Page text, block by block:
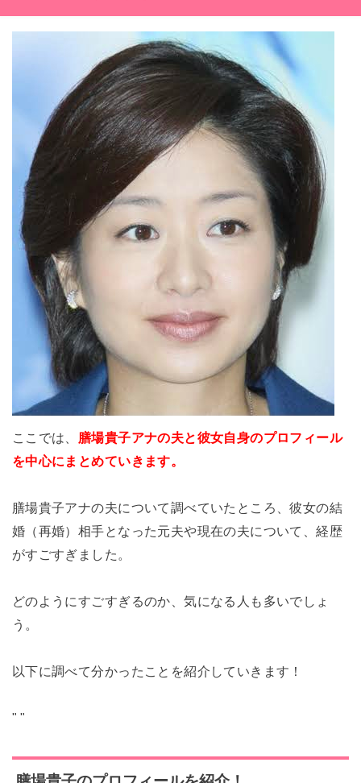
ここでは、 膳場貴子アナの夫と彼女自身のプロフィール
を中心にまとめていきます。
膳場貴子アナの夫について調べていたところ、彼女の結
婚（再婚）相手となった元夫や現在の夫について、経歴
がすごすぎました。
どのようにすごすぎるのか、気になる人も多いでしょ
う。
以下に調べて分かったことを紹介していきます！
" "